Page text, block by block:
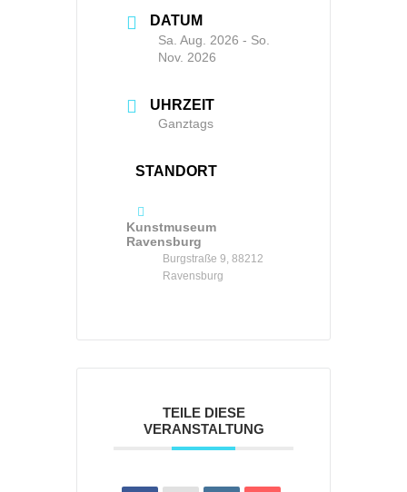
DATUM
Sa. Aug. 2026 - So.
Nov. 2026
UHRZEIT
Ganztags
STANDORT
Kunstmuseum
Ravensburg
Burgstraße 9, 88212
Ravensburg
TEILE DIESE
VERANSTALTUNG